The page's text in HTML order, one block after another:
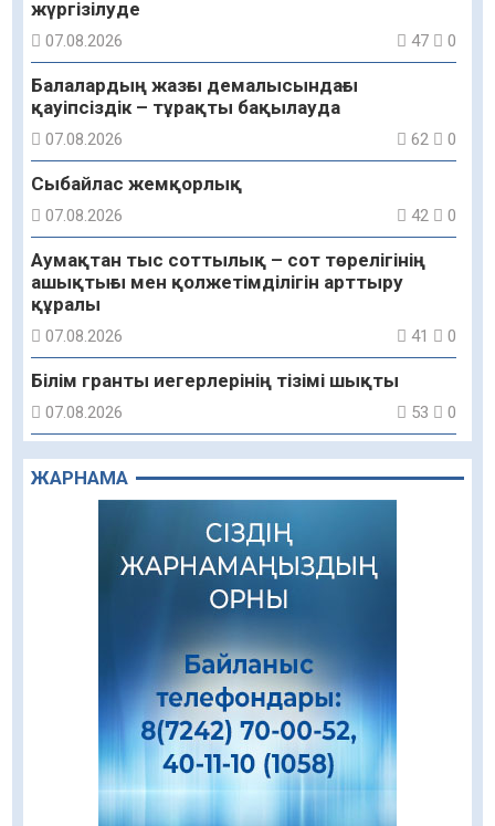
жүргізілуде
07.08.2026 47 0
Балалардың жазғы демалысындағы
қауіпсіздік – тұрақты бақылауда
07.08.2026 62 0
Сыбайлас жемқорлық
07.08.2026 42 0
Аумақтан тыс соттылық – сот төрелігінің
ашықтығы мен қолжетімділігін арттыру
құралы
07.08.2026 41 0
Білім гранты иегерлерінің тізімі шықты
07.08.2026 53 0
«Дауыс беру учаскесін қалай табуға болады?»￼
07.08.2026
Қазақстандықтар Құрылтай сайлауынан
жақсылық күтеді – қоғамдық пікір зерттеуі
Қаржылық сауаттылықты арттыруға
бағытталған кездесу өтті
Жаңақорғанда су тарату станциясы іске
қосылды
07.08.2026
ЖАРНАМА